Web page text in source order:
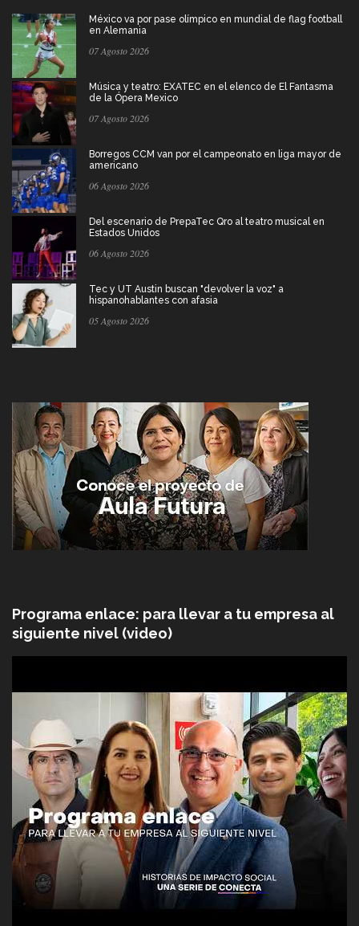
México va por pase olímpico en mundial de flag football
en Alemania
07 Agosto 2026
Música y teatro: EXATEC en el elenco de El Fantasma
de la Ópera Mexico
07 Agosto 2026
Borregos CCM van por el campeonato en liga mayor de
americano
06 Agosto 2026
Del escenario de PrepaTec Qro al teatro musical en
Estados Unidos
06 Agosto 2026
Tec y UT Austin buscan "devolver la voz" a
hispanohablantes con afasia
05 Agosto 2026
Programa enlace: para llevar a tu empresa al
siguiente nivel (video)